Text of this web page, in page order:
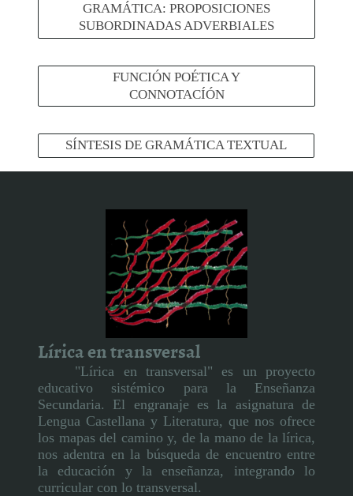
GRAMÁTICA: PROPOSICIONES
SUBORDINADAS ADVERBIALES
FUNCIÓN POÉTICA Y
CONNOTACÍÓN
SÍNTESIS DE GRAMÁTICA TEXTUAL
Lírica en transversal
"Lírica en transversal" es un proyecto
educativo sistémico para la Enseñanza
Secundaria. El engranaje es la asignatura de
Lengua Castellana y Literatura, que nos ofrece
los mapas del camino y, de la mano de la lírica,
nos adentra en la búsqueda de encuentro entre
la educación y la enseñanza, integrando lo
curricular con lo transversal.